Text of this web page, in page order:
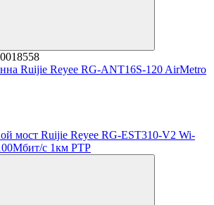
Ruijie Reyee RG-ANT16S-120 AirMetro